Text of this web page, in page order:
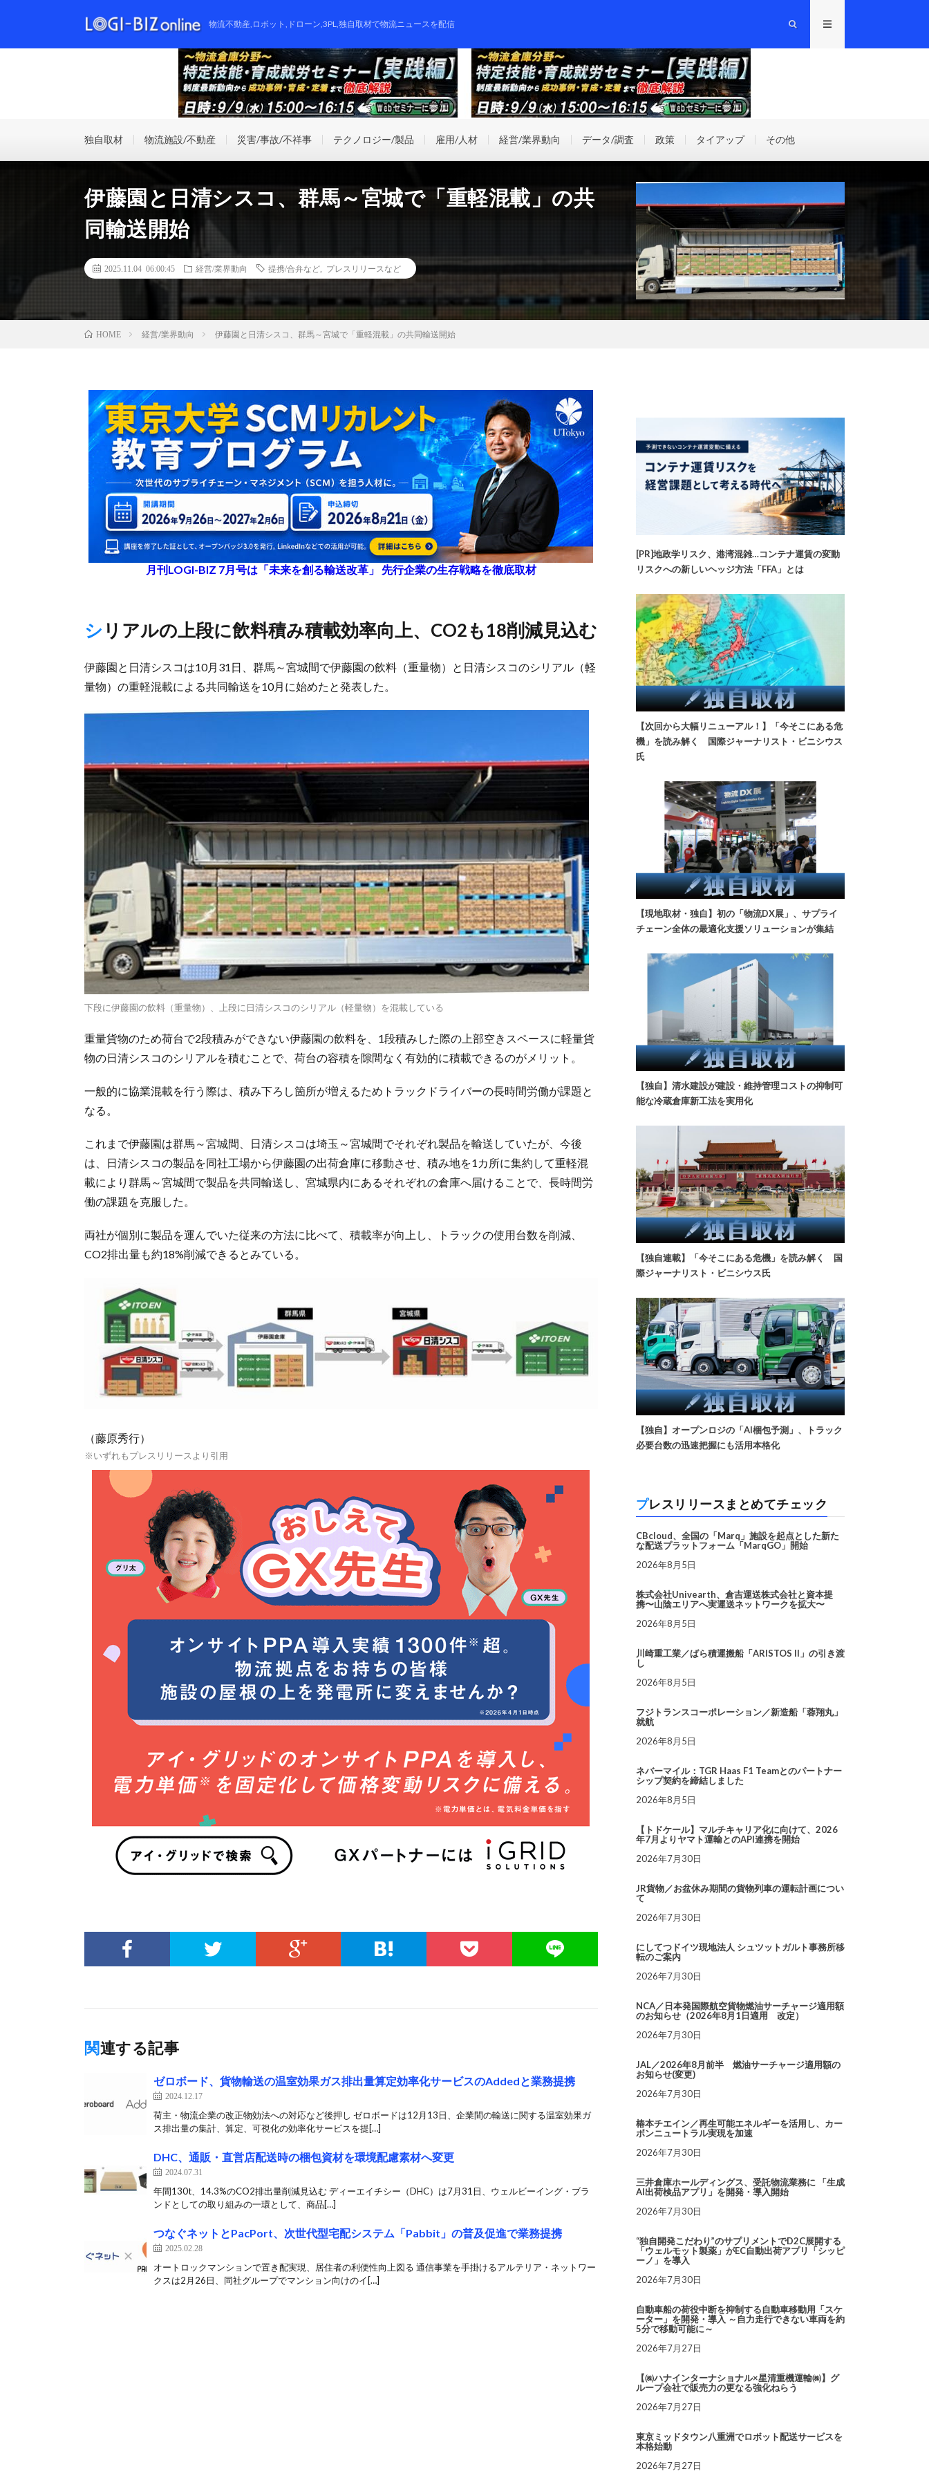
物流不動産,ロボット,ドローン,3PL,独自取材で物流ニュースを配信
独自取材 物流施設/不動産 災害/事故/不祥事 テクノロジー/製品 雇用/人材 経営/業界動向 データ/調査 政策 タイアップ その他
伊藤園と日清シスコ、群馬～宮城で「重軽混載」の共
同輸送開始
2025.11.04 06:00:45 経営/業界動向 提携/合弁など プレスリリースなど
HOME 経営/業界動向 伊藤園と日清シスコ、群馬～宮城で「重軽混載」の共同輸送開始
月刊LOGI-BIZ 7月号は「未来を創る輸送改革」 先行企業の生存戦略を徹底取材
シリアルの上段に飲料積み積載効率向上、CO2も18削減見込む
伊藤園と日清シスコは10月31日、群馬～宮城間で伊藤園の飲料（重量物）と日清シスコのシリアル（軽
量物）の重軽混載による共同輸送を10月に始めたと発表した。
下段に伊藤園の飲料（重量物）、上段に日清シスコのシリアル（軽量物）を混載している
重量貨物のため荷台で2段積みができない伊藤園の飲料を、1段積みした際の上部空きスペースに軽量貨
物の日清シスコのシリアルを積むことで、荷台の容積を隙間なく有効的に積載できるのがメリット。
一般的に協業混載を行う際は、積み下ろし箇所が増えるためトラックドライバーの長時間労働が課題と
なる。
これまで伊藤園は群馬～宮城間、日清シスコは埼玉～宮城間でそれぞれ製品を輸送していたが、今後
は、日清シスコの製品を同社工場から伊藤園の出荷倉庫に移動させ、積み地を1カ所に集約して重軽混
載により群馬～宮城間で製品を共同輸送し、宮城県内にあるそれぞれの倉庫へ届けることで、長時間労
働の課題を克服した。
両社が個別に製品を運んでいた従来の方法に比べて、積載率が向上し、トラックの使用台数を削減、
CO2排出量も約18%削減できるとみている。
（藤原秀行）
※いずれもプレスリリースより引用
関連する記事
ゼロボード、貨物輸送の温室効果ガス排出量算定効率化サービスのAddedと業務提携
2024.12.17
荷主・物流企業の改正物効法への対応など後押し ゼロボードは12月13日、企業間の輸送に関する温室効果ガ
ス排出量の集計、算定、可視化の効率化サービスを提[…]
DHC、通販・直営店配送時の梱包資材を環境配慮素材へ変更
2024.07.31
年間130t、14.3%のCO2排出量削減見込む ディーエイチシー（DHC）は7月31日、ウェルビーイング・ブラ
ンドとしての取り組みの一環として、商品[…]
つなぐネットとPacPort、次世代型宅配システム「Pabbit」の普及促進で業務提携
2025.02.28
オートロックマンションで置き配実現、居住者の利便性向上図る 通信事業を手掛けるアルテリア・ネットワー
クスは2月26日、同社グループでマンション向けのイ[…]
[PR]地政学リスク、港湾混雑…コンテナ運賃の変動
リスクへの新しいヘッジ方法「FFA」とは
【次回から大幅リニューアル！】「今そこにある危
機」を読み解く 国際ジャーナリスト・ビニシウス
氏
【現地取材・独自】初の「物流DX展」、サプライ
チェーン全体の最適化支援ソリューションが集結
【独自】清水建設が建設・維持管理コストの抑制可
能な冷蔵倉庫新工法を実用化
【独自連載】「今そこにある危機」を読み解く 国
際ジャーナリスト・ビニシウス氏
【独自】オープンロジの「AI梱包予測」、トラック
必要台数の迅速把握にも活用本格化
プレスリリースまとめてチェック
CBcloud、全国の「Marq」施設を起点とした新た
な配送プラットフォーム「MarqGO」開始
2026年8月5日
株式会社Univearth、倉吉運送株式会社と資本提
携〜山陰エリアへ実運送ネットワークを拡大〜
2026年8月5日
川崎重工業／ばら積運搬船「ARISTOS II」の引き渡
し
2026年8月5日
フジトランスコーポレーション／新造船「蓉翔丸」
就航
2026年8月5日
ネバーマイル：TGR Haas F1 Teamとのパートナー
シップ契約を締結しました
2026年8月5日
【トドケール】マルチキャリア化に向けて、2026
年7月よりヤマト運輸とのAPI連携を開始
2026年7月30日
JR貨物／お盆休み期間の貨物列車の運転計画につい
て
2026年7月30日
にしてつドイツ現地法人 シュツットガルト事務所移
転のご案内
2026年7月30日
NCA／日本発国際航空貨物燃油サーチャージ適用額
のお知らせ（2026年8月1日適用 改定）
2026年7月30日
JAL／2026年8月前半 燃油サーチャージ適用額の
お知らせ(変更)
2026年7月30日
椿本チエイン／再生可能エネルギーを活用し、カー
ボンニュートラル実現を加速
2026年7月30日
三井倉庫ホールディングス、受託物流業務に 「生成
AI出荷検品アプリ」を開発・導入開始
2026年7月30日
“独自開発こだわり”のサプリメントでD2C展開する
「ウェルモット製薬」がEC自動出荷アプリ「シッピ
ーノ」を導入
2026年7月30日
自動車船の荷役中断を抑制する自動車移動用「スケ
ーター」を開発・導入 ～自力走行できない車両を約
5分で移動可能に～
2026年7月27日
【㈱ハナインターナショナル×星清重機運輸㈱】グ
ループ会社で販売力の更なる強化ねらう
2026年7月27日
東京ミッドタウン八重洲でロボット配送サービスを
本格始動
2026年7月27日